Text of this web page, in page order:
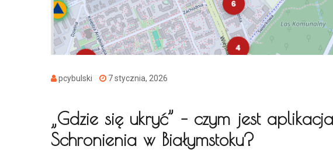
pcybulski 7 stycznia, 2026
„Gdzie się ukryć” – czym jest
Schronienia w Białymstoku?